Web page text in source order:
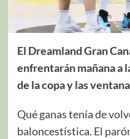
El Dreamland Gran
enfrentarán mañana a
de la copa y las
Qué ganas tenía de
baloncestística. El